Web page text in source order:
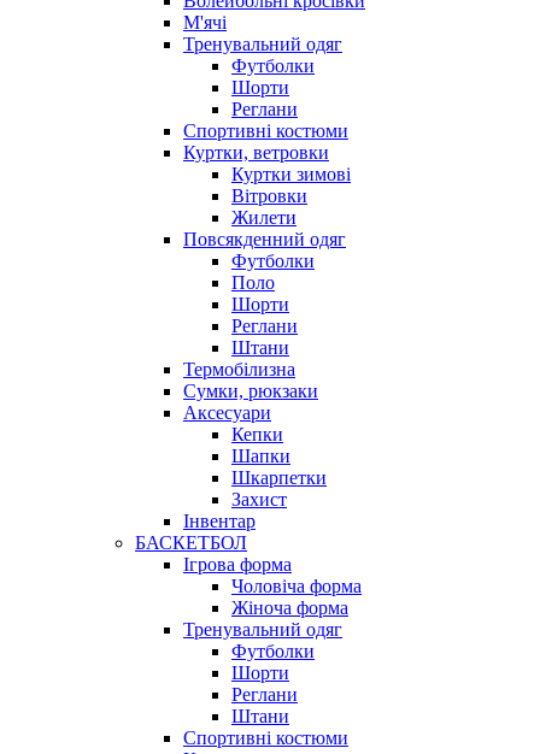
М'ячі
Тренувальний одяг
Футболки
Шорти
Реглани
Спортивні костюми
Куртки, ветровки
Куртки зимові
Вітровки
Жилети
Повсякденний одяг
Футболки
Поло
Шорти
Реглани
Штани
Термобілизна
Сумки, рюкзаки
Аксесуари
Кепки
Шапки
Шкарпетки
Захист
Інвентар
БАСКЕТБОЛ
Ігрова форма
Чоловіча форма
Жіноча форма
Тренувальний одяг
Футболки
Шорти
Реглани
Штани
Спортивні костюми